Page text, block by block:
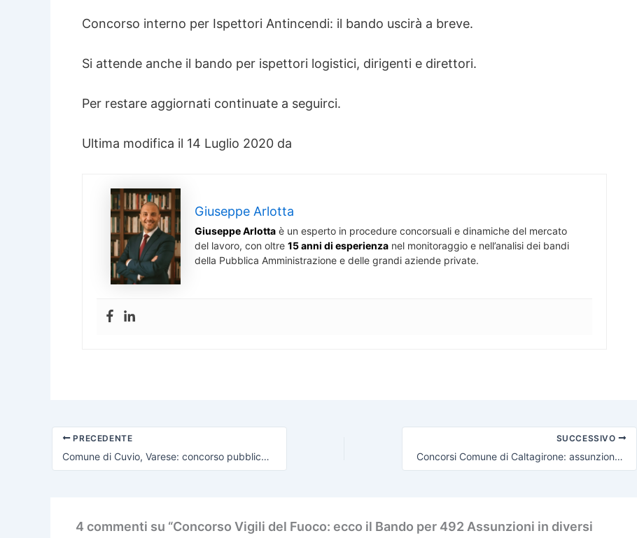
Concorso interno per Ispettori Antincendi: il bando uscirà a breve.
Si attende anche il bando per ispettori logistici, dirigenti e direttori.
Per restare aggiornati continuate a seguirci.
Ultima modifica il 14 Luglio 2020 da
Giuseppe Arlotta
Giuseppe Arlotta è un esperto in procedure concorsuali e dinamiche del mercato
del lavoro, con oltre 15 anni di esperienza nel monitoraggio e nell’analisi dei bandi
della Pubblica Amministrazione e delle grandi aziende private.
PRECEDENTE
Comune di Cuvio, Varese: concorso pubblico per Operai
SUCCESSIVO
Concorsi Comune di Caltagirone: assunzione per 8 Agenti di Polizia
4 commenti su “Concorso Vigili del Fuoco: ecco il Bando per 492 Assunzioni in diversi